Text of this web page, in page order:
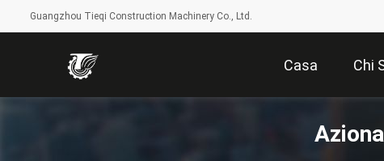
Guangzhou Tieqi Construction Machinery Co., Ltd.
Casa Chi